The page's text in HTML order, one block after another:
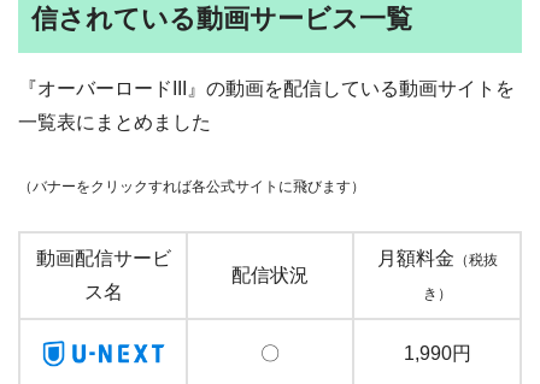
信されている動画サービス一覧
『オーバーロードIII』の動画を配信している動画サイトを
一覧表にまとめました
（バナーをクリックすれば各公式サイトに飛びます）
動画配信サービ
ス名
配信状況
月額料金 （税抜
き）
〇 1,990円